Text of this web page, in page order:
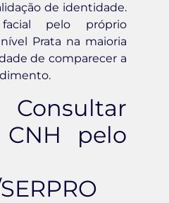
de identidade.
pelo próprio
Prata na maioria
de comparecer a
pelo